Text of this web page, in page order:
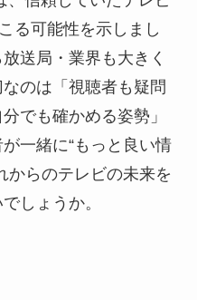
る可能性を示しまし
送局・業界も大きく
のは「視聴者も疑問
でも確かめる姿勢」
一緒に“もっと良い情
からのテレビの未来を
しょうか。